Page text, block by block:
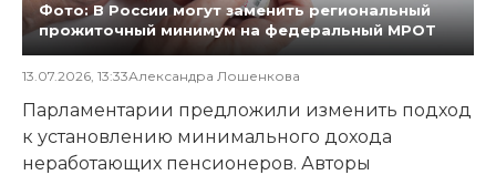
Фото: В России могут заменить региональный
прожиточный минимум на федеральный МРОТ
13.07.2026, 13:33Александра Лошенкова
Парламентарии предложили изменить подход
к установлению минимального дохода
неработающих пенсионеров. Авторы